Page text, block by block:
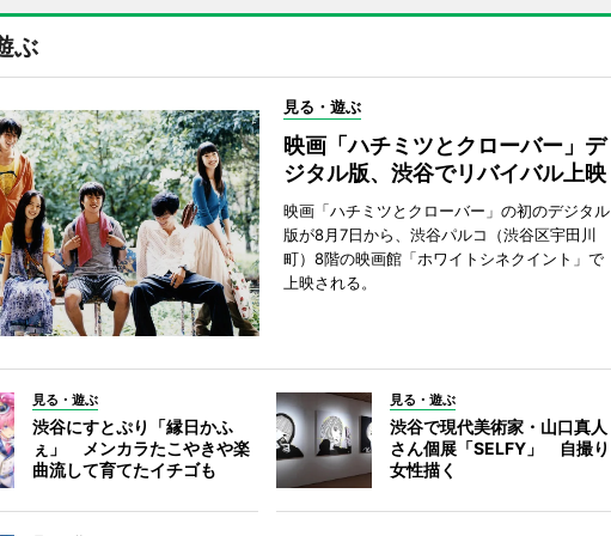
ぶ
見る・遊ぶ
映画「ハチミツとクローバー」デ
ジタル版、渋谷でリバイバル上映
映画「ハチミツとクローバー」の初のデジタル
版が8月7日から、渋谷パルコ（渋谷区宇田川
町）8階の映画館「ホワイトシネクイント」で
上映される。
見る・遊ぶ
渋谷にすとぷり「縁日かふ
ぇ」 メンカラたこやきや楽
曲流して育てたイチゴも
見る・遊ぶ
渋谷で現代美術家・山口真人
さん個展「SELFY」 自撮り
女性描く